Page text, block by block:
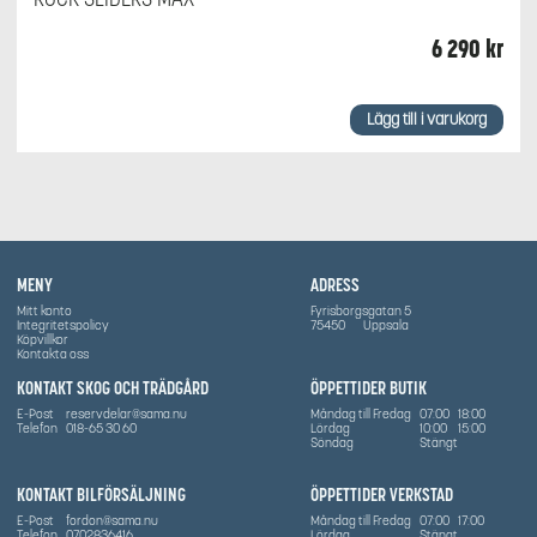
6 290 kr
Lägg till i varukorg
MENY
Mitt konto
Integritetspolicy
Köpvillkor
Kontakta oss
ÖPPETTIDER BUTIK
Måndag till Fredag 07:00 18:00
Lördag
10:00
15:00
Söndag
Stängt
ÖPPETTIDER VERKSTAD
Måndag till Fredag 07:00 17:00
ADRESS
Fyrisborgsgatan 5
75450
Uppsala
KONTAKT SKOG OCH TRÄDGÅRD
E-Post
reservdelar@sama.nu
Telefon 018-65 30 60
KONTAKT BILFÖRSÄLJNING
E-Post
fordon@sama.nu